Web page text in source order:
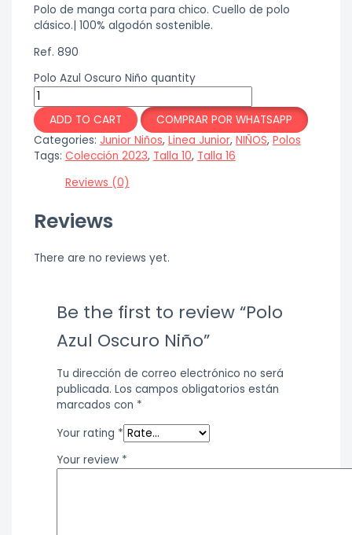
Polo de manga corta para chico. Cuello de polo
clásico.| 100% algodón sostenible.
Ref. 890
Polo Azul Oscuro Niño quantity
ADD TO CART
COMPRAR POR WHATSAPP
Categories: Junior Niños, Linea Junior, NIÑOS, Polos
Tags: Colección 2023, Talla 10, Talla 16
Reviews (0)
Reviews
There are no reviews yet.
Be the first to review “Polo
Azul Oscuro Niño”
Tu dirección de correo electrónico no será
publicada. Los campos obligatorios están
marcados con *
Your rating *
Your review *